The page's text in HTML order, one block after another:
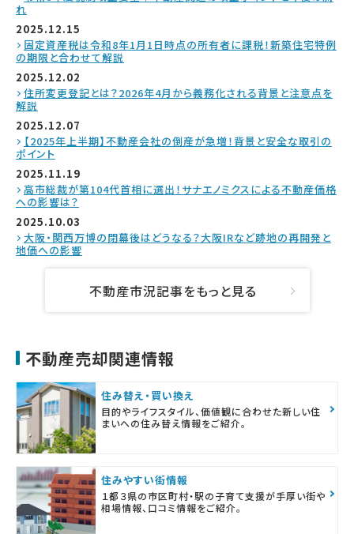
れ
2025.12.15
固定資産税は令和8年1月1日時点の所有者に課税！新築住宅特例
の期限と合わせて解説
2025.12.02
住所変更登記とは？2026年4月から義務化される背景と注意点を
解説
2025.12.07
【2025年上半期】不動産会社の倒産が急増！背景と安全な取引の
ポイント
2025.11.19
高市総裁が第104代首相に選出！サナエノミクスによる不動産価格
への影響は？
2025.10.03
大阪・関西万博の閉幕後はどうなる？大阪IRなど跡地の再開発と
地価への影響
不動産市況記事をもっと見る
不動産売却関連情報
住み替え・買い換え
目的やライフスタイル、価値観に合わせた新しい住
まいへの住み替え情報をご紹介。
住みやすい街情報
１都３県の市区町村・駅の子育て支援が手厚い街や
相場情報、口コミ情報をご紹介。